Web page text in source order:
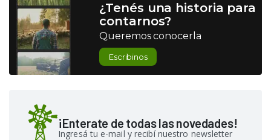
¿Tenés una historia para
contarnos?
Queremos conocerla
Escribinos
¡Enterate de todas las novedades!
Ingresá tu e-mail y recibí nuestro newsletter